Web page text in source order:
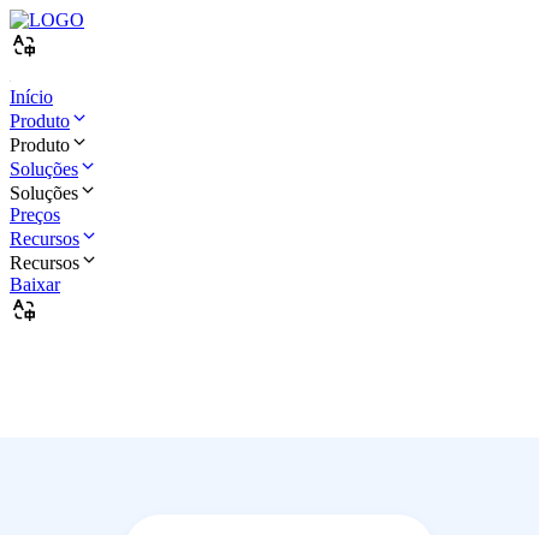
Início
Produto
Produto
Soluções
Soluções
Preços
Recursos
Recursos
Baixar